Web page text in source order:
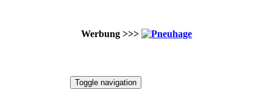
Werbung >>>
Toggle navigation